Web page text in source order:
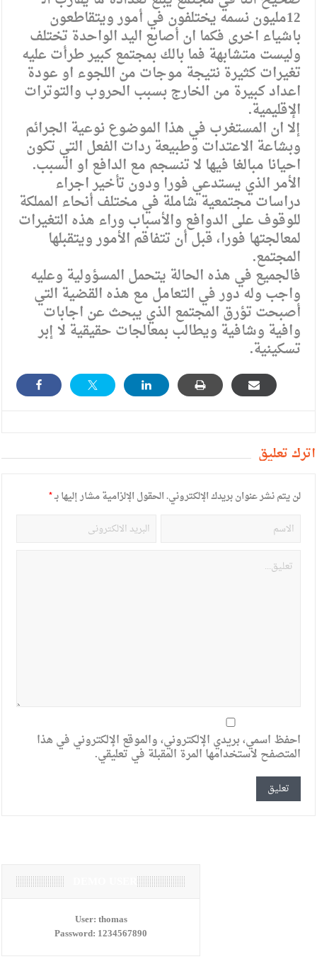
12مليون نسمه يختلفون في أمور ويتقاطعون
باشياء اخرى فكما ان أصابع اليد الواحدة تختلف
وليست متشابهة فما بالك بمجتمع كبير طرأت عليه
تغيرات كثيرة نتيجة موجات من اللجوء او عودة
اعداد كبيرة من الخارج بسبب الحروب والتوترات
الإقليمية.
إلا ان المستغرب في هذا الموضوع نوعية الجرائم
وبشاعة الاعتدات وطبيعة ردات الفعل التي تكون
احيانا مبالغا فيها لا تنسجم مع الدافع او السبب.
الأمر الذي يستدعي فورا ودون تأخير اجراء
دراسات مجتمعية شاملة في مختلف أنحاء المملكة
للوقوف على الدوافع والأسباب وراء هذه التغيرات
لمعالجتها فورا، قبل أن تتفاقم الأمور ويتقبلها
المجتمع.
فالجميع في هذه الحالة يتحمل المسؤولية وعليه
واجب وله دور في التعامل مع هذه القضية التي
أصبحت تؤرق المجتمع الذي يبحث عن اجابات
وافية وشافية ويطالب بمعالجات حقيقية لا إبر
تسكينية.
أترك تعليق
لن يتم نشر عنوان بريدك الإلكتروني.الحقول الإلزامية مشار إليها بـ*
احفظ اسمي، بريدي الإلكتروني، والموقع الإلكتروني في هذا
المتصفح لاستخدامها المرة المقبلة في تعليقي.
User:thomas
Password: 1234567890